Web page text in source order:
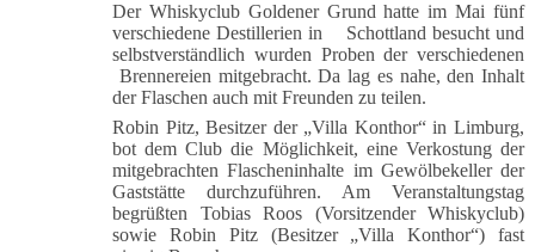
Der Whiskyclub Goldener Grund hatte im Mai fünf
verschiedene Destillerien in Schottland besucht und
selbstverständlich wurden Proben der verschiedenen
Brennereien mitgebracht. Da lag es nahe, den Inhalt
der Flaschen auch mit Freunden zu teilen.
Robin Pitz, Besitzer der „Villa Konthor“ in Limburg,
bot dem Club die Möglichkeit, eine Verkostung der
mitgebrachten Flascheninhalte im Gewölbekeller der
Gaststätte durchzuführen. Am Veranstaltungstag
begrüßten Tobias Roos (Vorsitzender Whiskyclub)
sowie Robin Pitz (Besitzer „Villa Konthor“) fast